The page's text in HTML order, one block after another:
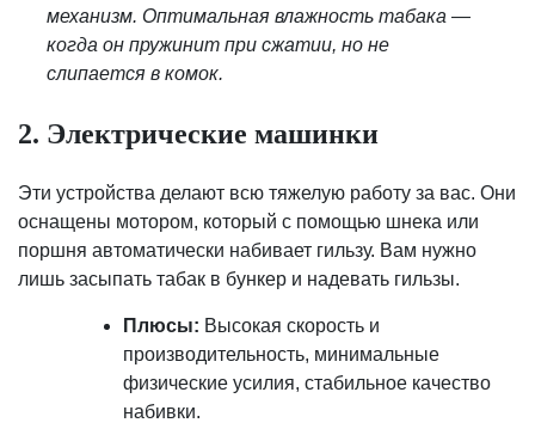
механизм. Оптимальная влажность табака —
когда он пружинит при сжатии, но не
слипается в комок.
2. Электрические машинки
Эти устройства делают всю тяжелую работу за вас. Они
оснащены мотором, который с помощью шнека или
поршня автоматически набивает гильзу. Вам нужно
лишь засыпать табак в бункер и надевать гильзы.
Плюсы: Высокая скорость и
производительность, минимальные
физические усилия, стабильное качество
набивки.